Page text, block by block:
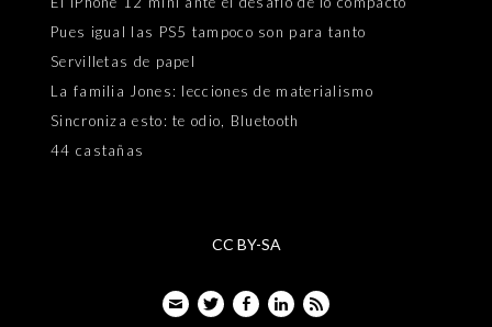
Pues igual las PS5 tampoco son para tanto
Servilletas de papel
La familia Jones: lecciones de materialismo
Sincroniza esto: te odio, Bluetooth
44 castañas
CC BY-SA
EmailTwitterFacebook
LinkedIn
Feed